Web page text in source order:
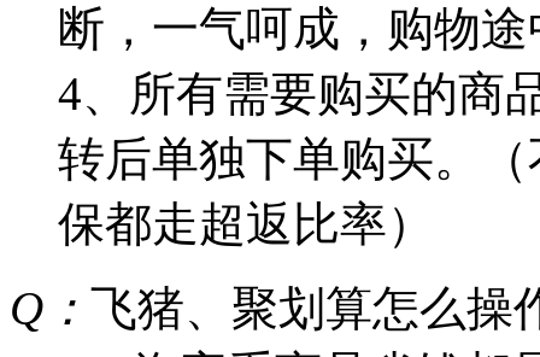
断，一气呵成，购物
4、所有需要购买的商
转后单独下单购买。
保都走超返比率）
Q： 飞猪、聚划算怎么操